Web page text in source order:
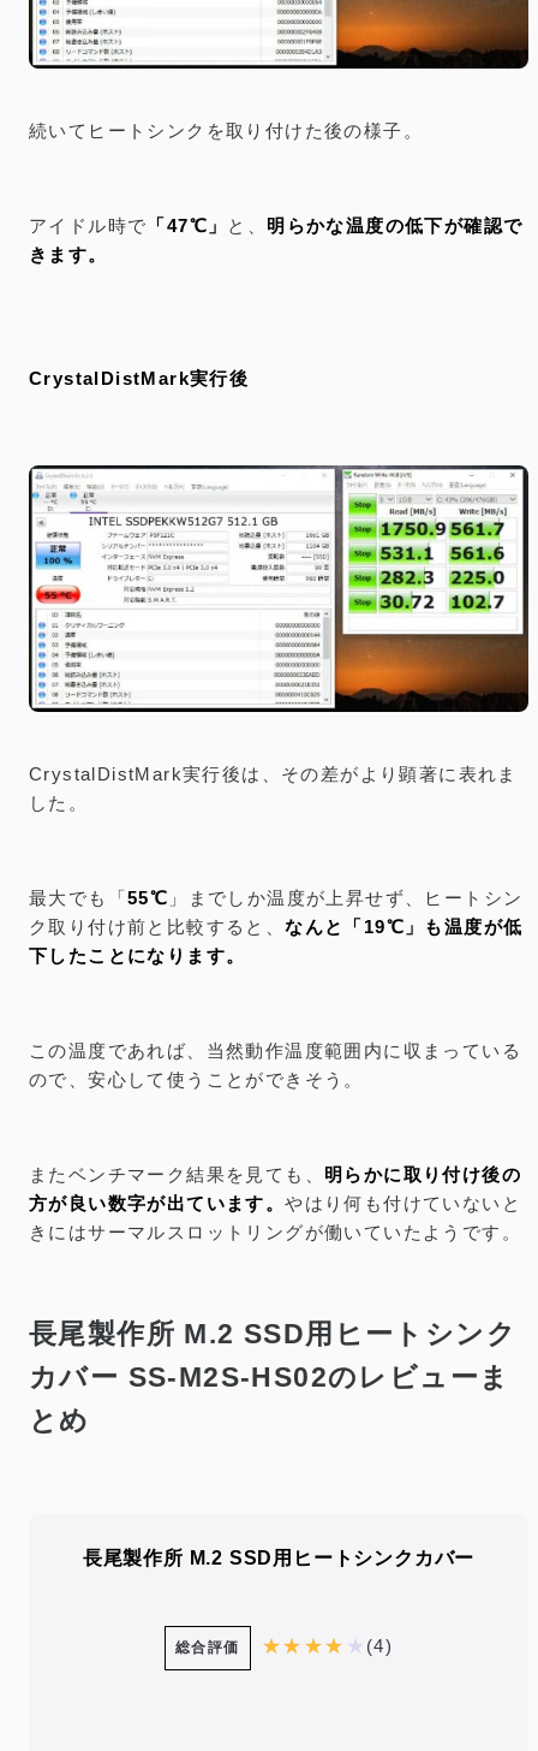
続いてヒートシンクを取り付けた後の様子。
アイドル時で 「47℃」 と、 明らかな温度の低下が確認で
きます。
CrystalDistMark実行後
CrystalDistMark実行後は、その差がより顕著に表れま
した。
最大でも「55℃ 」までしか温度が上昇せず、ヒートシン
ク取り付け前と比較すると、なんと「19℃」も温度が低
下したことになります。
この温度であれば、当然動作温度範囲内に収まっている
ので、安心して使うことができそう。
またベンチマーク結果を見ても、 明らかに取り付け後の
方が良い数字が出ています。やはり何も付けていないと
きにはサーマルスロットリングが働いていたようです。
長尾製作所 M.2 SSD用ヒートシンク
カバー SS-M2S-HS02のレビューま
とめ
長尾製作所 M.2 SSD用ヒートシンクカバー
総合評価 (4)